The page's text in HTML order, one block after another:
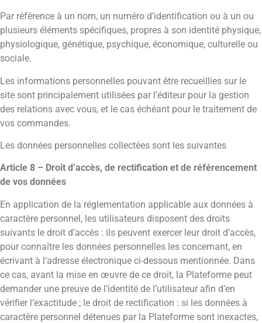
Par référence à un nom, un numéro d’identification ou à un ou
plusieurs éléments spécifiques, propres à son identité physique,
physiologique, génétique, psychique, économique, culturelle ou
sociale.
Les informations personnelles pouvant être recueillies sur le
site sont principalement utilisées par l’éditeur pour la gestion
des relations avec vous, et le cas échéant pour le traitement de
vos commandes.
Les données personnelles collectées sont les suivantes
Article 8 – Droit d’accès, de rectification et de référencement
de vos données
En application de la réglementation applicable aux données à
caractère personnel, les utilisateurs disposent des droits
suivants le droit d’accès : ils peuvent exercer leur droit d’accès,
pour connaître les données personnelles les concernant, en
écrivant à l’adresse électronique ci-dessous mentionnée. Dans
ce cas, avant la mise en œuvre de ce droit, la Plateforme peut
demander une preuve de l’identité de l’utilisateur afin d’en
vérifier l’exactitude ; le droit de rectification : si les données à
caractère personnel détenues par la Plateforme sont inexactes,